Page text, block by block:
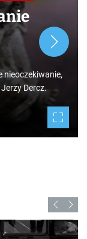
nieoczekiwanie,
Dercz.